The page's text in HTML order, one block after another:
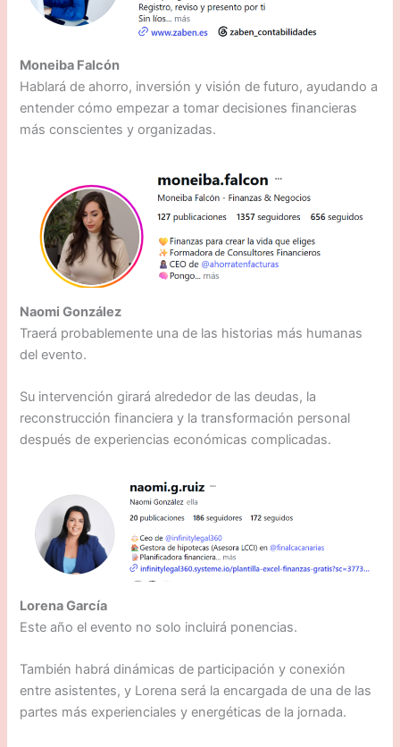
Moneiba Falcón
Hablará de ahorro, inversión y visión de futuro, ayudando a
entender cómo empezar a tomar decisiones financieras
más conscientes y organizadas.
Naomi González
Traerá probablemente una de las historias más humanas
del evento.
Su intervención girará alrededor de las deudas, la
reconstrucción financiera y la transformación personal
después de experiencias económicas complicadas.
Lorena García
Este año el evento no solo incluirá ponencias.
También habrá dinámicas de participación y conexión
entre asistentes, y Lorena será la encargada de una de las
partes más experienciales y energéticas de la jornada.